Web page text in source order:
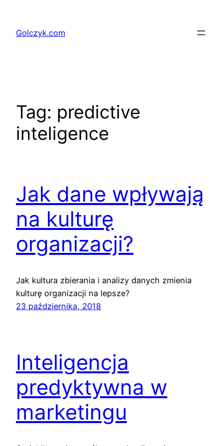
treściGolczyk.com
Tag: predictive
inteligence
Jak dane wpływają
na kulturę
organizacji?
Jak kultura zbierania i analizy danych zmienia
kulturę organizacji na lepsze?
23 października, 2018
Inteligencja
predyktywna w
marketingu